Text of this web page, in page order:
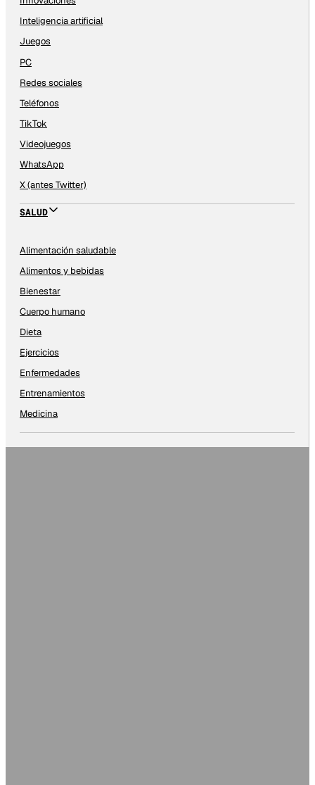
Inteligencia artificial
Juegos
PC
Redes sociales
Teléfonos
TikTok
Videojuegos
WhatsApp
X (antes Twitter)
SALUD
Alimentación saludable
Alimentos y bebidas
Bienestar
Cuerpo humano
Dieta
Ejercicios
Enfermedades
Entrenamientos
Medicina